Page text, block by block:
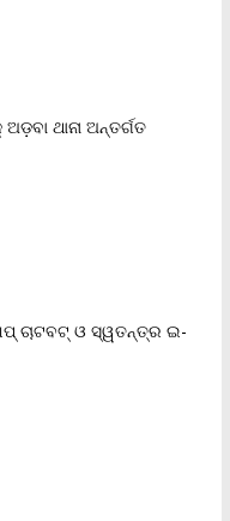
ଥାନା ଅନ୍ତର୍ଗତ
ଚାଟବଟ୍ ଓ ସ୍ୱତନ୍ତ୍ର ଇ-